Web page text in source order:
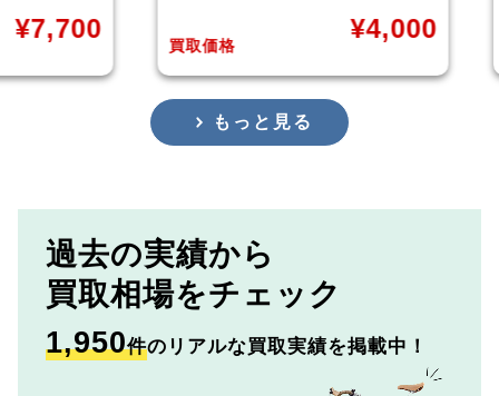
もっと見る
過去の実績から
買取相場をチェック
1,950件のリアルな買取実績を掲載中！